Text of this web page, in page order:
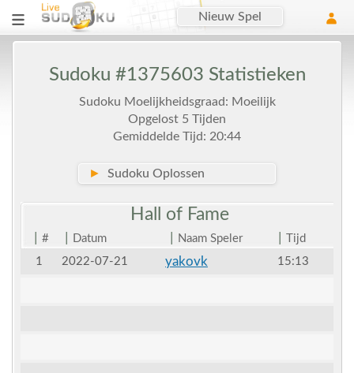
Nieuw Spel
Sudoku #1375603 Statistieken
Sudoku Moelijkheidsgraad: Moeilijk
Opgelost 5 Tijden
Gemiddelde Tijd: 20:44
► Sudoku Oplossen
Hall of Fame
# Datum Naam Speler
Tijd
1
2022-07-21 yakovk 15:13